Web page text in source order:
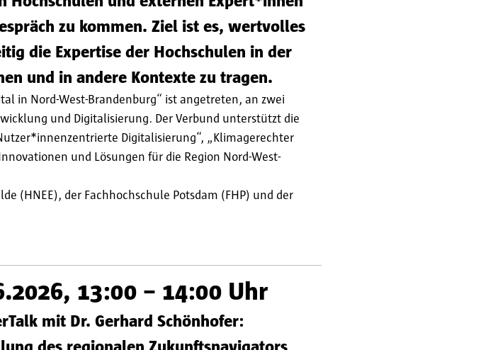
zu kommen. Ziel ist es, wertvolles
die Expertise der Hochschulen in der
und in andere Kontexte zu tragen.
in Nord-West-Brandenburg“ ist angetreten, an zwei
und Digitalisierung. Der Verbund unterstützt die
Digitalisierung“, „Klimagerechter
und Lösungen für die Region Nord-West-
(HNEE), der Fachhochschule Potsdam (FHP) und der
13:00 – 14:00 Uhr
mit Dr. Gerhard Schönhofer: